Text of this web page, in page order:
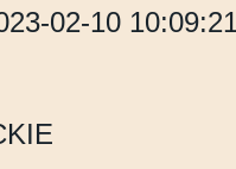
02-10